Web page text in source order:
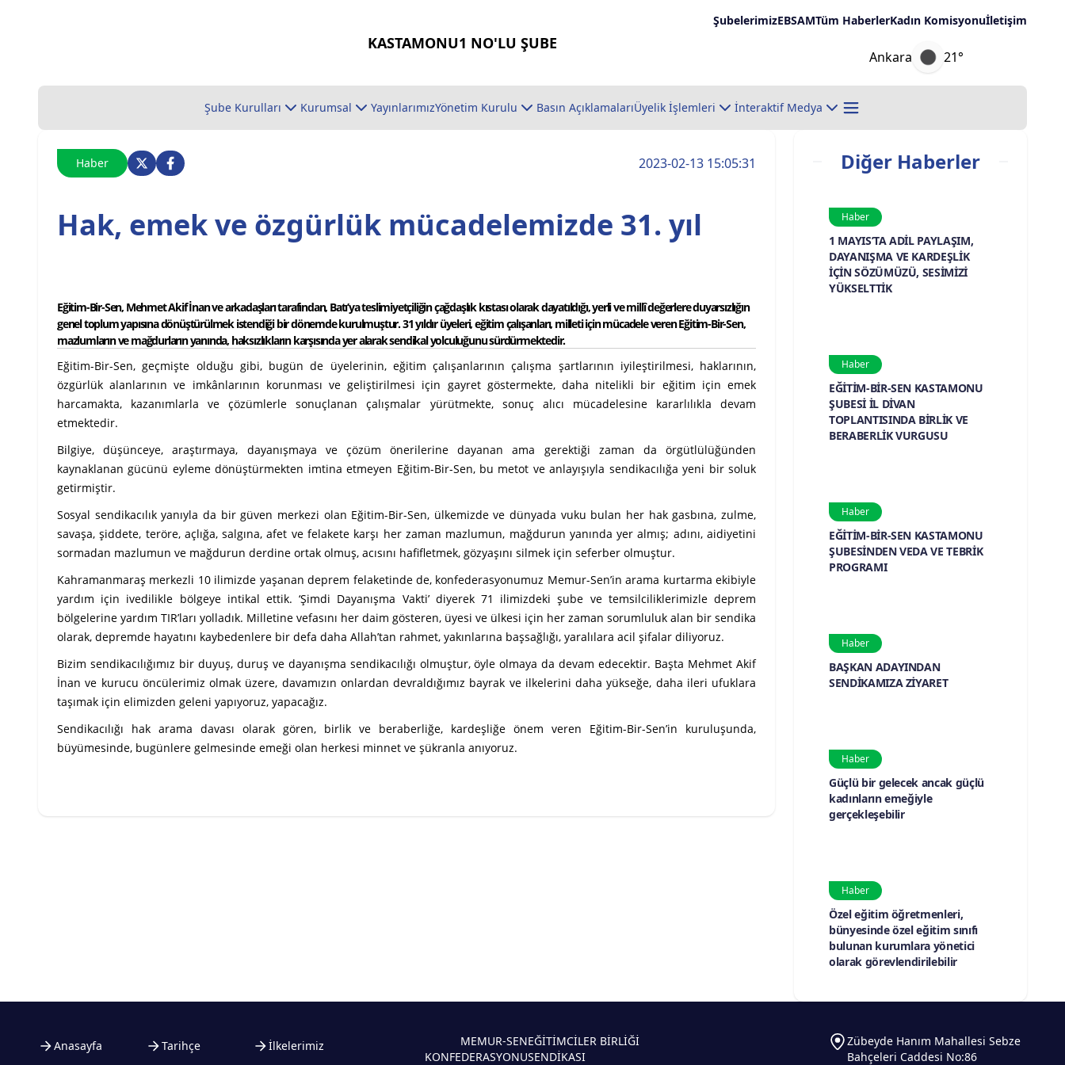
KASTAMONU1 NO'LU ŞUBE
ŞubelerimizEBSAMTüm HaberlerKadın Komisyonuİletişim
Ankara 21°
Şube Kurulları Kurumsal YayınlarımızYönetim Kurulu Basın AçıklamalarıÜyelik İşlemleri İnteraktif Medya
Haber 2023-02-13 15:05:31
Hak, emek ve özgürlük mücadelemizde 31. yıl
Eğitim-Bir-Sen, Mehmet Akif İnan ve arkadaşları tarafından, Batı’ya teslimiyetçiliğin çağdaşlık kıstası olarak dayatıldığı, yerli ve millî değerlere duyarsızlığın
genel toplum yapısına dönüştürülmek istendiği bir dönemde kurulmuştur. 31 yıldır üyeleri, eğitim çalışanları, milleti için mücadele veren Eğitim-Bir-Sen,
mazlumların ve mağdurların yanında, haksızlıkların karşısında yer alarak sendikal yolculuğunu sürdürmektedir.
Eğitim-Bir-Sen, geçmişte olduğu gibi, bugün de üyelerinin, eğitim çalışanlarının çalışma şartlarının iyileştirilmesi, haklarının,
özgürlük alanlarının ve imkânlarının korunması ve geliştirilmesi için gayret göstermekte, daha nitelikli bir eğitim için emek
harcamakta, kazanımlarla ve çözümlerle sonuçlanan çalışmalar yürütmekte, sonuç alıcı mücadelesine kararlılıkla devam
etmektedir.
Bilgiye, düşünceye, araştırmaya, dayanışmaya ve çözüm önerilerine dayanan ama gerektiği zaman da örgütlülüğünden
kaynaklanan gücünü eyleme dönüştürmekten imtina etmeyen Eğitim-Bir-Sen, bu metot ve anlayışıyla sendikacılığa yeni bir soluk
getirmiştir.
Sosyal sendikacılık yanıyla da bir güven merkezi olan Eğitim-Bir-Sen, ülkemizde ve dünyada vuku bulan her hak gasbına, zulme,
savaşa, şiddete, teröre, açlığa, salgına, afet ve felakete karşı her zaman mazlumun, mağdurun yanında yer almış; adını, aidiyetini
sormadan mazlumun ve mağdurun derdine ortak olmuş, acısını hafifletmek, gözyaşını silmek için seferber olmuştur.
Kahramanmaraş merkezli 10 ilimizde yaşanan deprem felaketinde de, konfederasyonumuz Memur-Sen’in arama kurtarma ekibiyle
yardım için ivedilikle bölgeye intikal ettik. ‘Şimdi Dayanışma Vakti’ diyerek 71 ilimizdeki şube ve temsilciliklerimizle deprem
bölgelerine yardım TIR’ları yolladık. Milletine vefasını her daim gösteren, üyesi ve ülkesi için her zaman sorumluluk alan bir sendika
olarak, depremde hayatını kaybedenlere bir defa daha Allah’tan rahmet, yakınlarına başsağlığı, yaralılara acil şifalar diliyoruz.
Bizim sendikacılığımız bir duyuş, duruş ve dayanışma sendikacılığı olmuştur, öyle olmaya da devam edecektir. Başta Mehmet Akif
İnan ve kurucu öncülerimiz olmak üzere, davamızın onlardan devraldığımız bayrak ve ilkelerini daha yükseğe, daha ileri ufuklara
taşımak için elimizden geleni yapıyoruz, yapacağız.
Sendikacılığı hak arama davası olarak gören, birlik ve beraberliğe, kardeşliğe önem veren Eğitim-Bir-Sen’in kuruluşunda,
büyümesinde, bugünlere gelmesinde emeği olan herkesi minnet ve şükranla anıyoruz.
Diğer Haberler
Haber
1 MAYIS’TA ADİL PAYLAŞIM,
DAYANIŞMA VE KARDEŞLİK
İÇİN SÖZÜMÜZÜ, SESİMİZİ
YÜKSELTTİK
Haber
EĞİTİM-BİR-SEN KASTAMONU
ŞUBESİ İL DİVAN
TOPLANTISINDA BİRLİK VE
BERABERLİK VURGUSU
Haber
EĞİTİM-BİR-SEN KASTAMONU
ŞUBESİNDEN VEDA VE TEBRİK
PROGRAMI
Haber
BAŞKAN ADAYINDAN
SENDİKAMIZA ZİYARET
Haber
Güçlü bir gelecek ancak güçlü
kadınların emeğiyle
gerçekleşebilir
Haber
Özel eğitim öğretmenleri,
bünyesinde özel eğitim sınıfı
bulunan kurumlara yönetici
olarak görevlendirilebilir
Anasayfa Tarihçe İlkelerimiz
MEMUR-SEN
KONFEDERASYONU
EĞİTİMCİLER BİRLİĞİ
SENDİKASI
Zübeyde Hanım Mahallesi Sebze
Bahçeleri Caddesi No:86